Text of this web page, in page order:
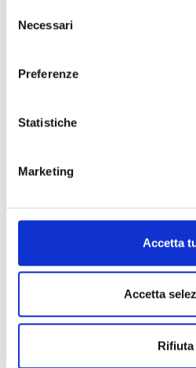
delNecessari
Preferenze
Statistiche
Marketing
Accetta
Accetta
Rifiuta
Saperne di più
Escursioni in